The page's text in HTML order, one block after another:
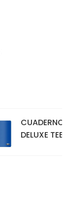
DELUXE